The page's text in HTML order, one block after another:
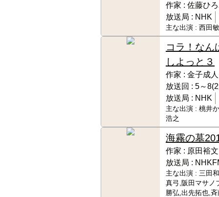
作家 : 佐藤ひ
放送局 : NHK
主な出演 : 西田
コラ！なん
しよっと３
作家 : 金子成人
放送回 : 5～
放送局 : NHK
主な出演 : 桃井
浩之
海霧の墓
作家 : 原田裕文
放送局 :
主な出演 : 三田
真弓,阪田マサノ
勝弘,出先拓也,